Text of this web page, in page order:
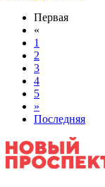
Первая
«
1
2
3
4
5
»
Последняя